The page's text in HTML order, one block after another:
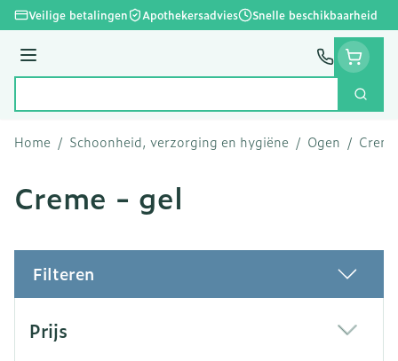
Ga naar de inhoud
Veilige betalingen Apothekersadvies Snelle beschikbaarheid
Menu
Zoek
Home / Schoonheid, verzorging en hygiëne / Ogen /
Creme - gel
Filteren
Prijs